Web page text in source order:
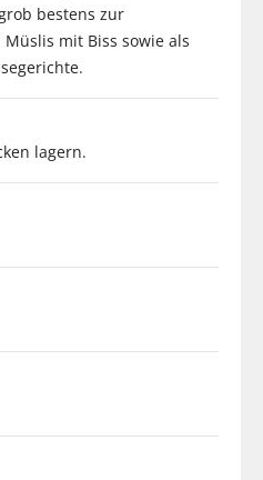
bestens zur
mit Biss sowie als
lagern.